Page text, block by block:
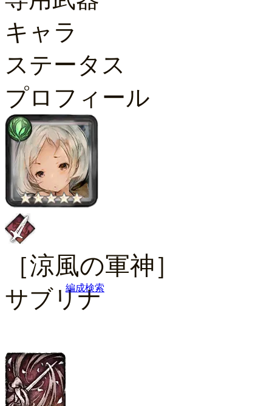
キャラ
ステータス
プロフィール
［涼風の軍神］
サブリナ
編成検索